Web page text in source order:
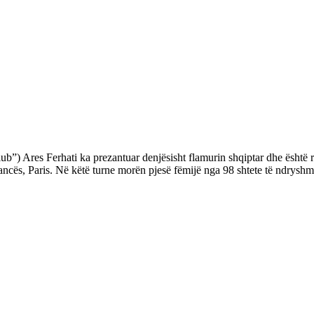
Ares Ferhati ka prezantuar denjësisht flamurin shqiptar dhe
Paris. Në këtë turne morën pjesë fëmijë nga 98 shtete të